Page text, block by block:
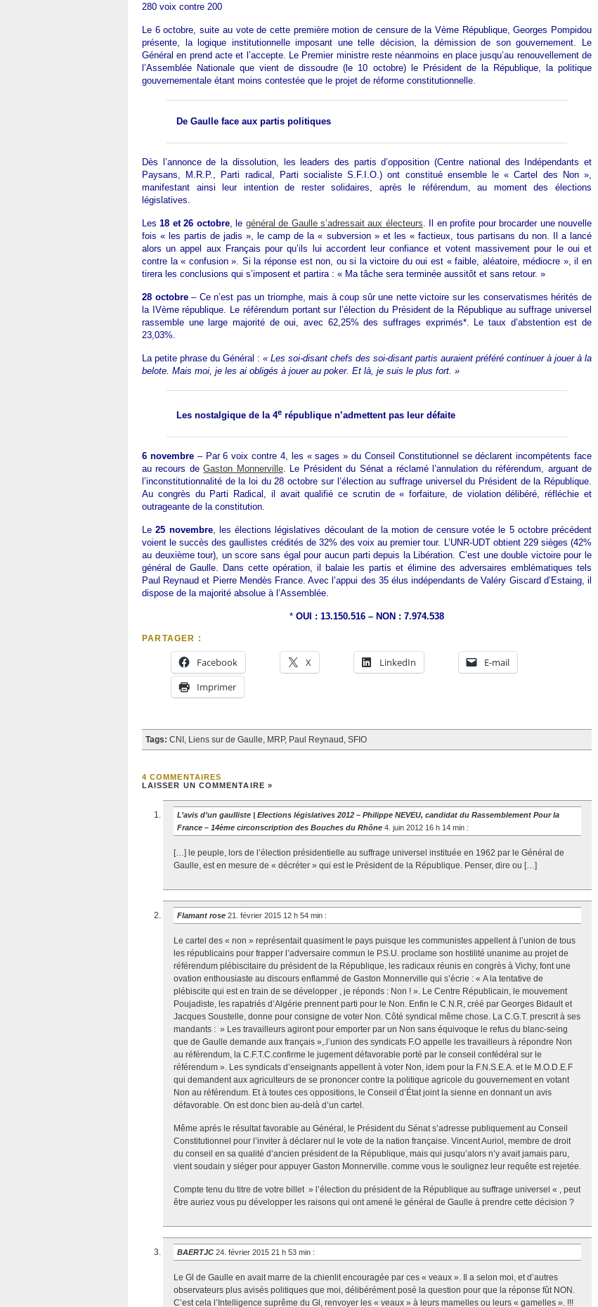
280 voix contre 200
Le 6 octobre, suite au vote de cette première motion de censure de la Vème République, Georges Pompidou
présente, la logique institutionnelle imposant une telle décision, la démission de son gouvernement. Le
Général en prend acte et l’accepte. Le Premier ministre reste néanmoins en place jusqu’au renouvellement de
l’Assemblée Nationale que vient de dissoudre (le 10 octobre) le Président de la République, la politique
gouvernementale étant moins contestée que le projet de réforme constitutionnelle.
De Gaulle face aux partis politiques
Dès l’annonce de la dissolution, les leaders des partis d’opposition (Centre national des Indépendants et
Paysans, M.R.P., Parti radical, Parti socialiste S.F.I.O.) ont constitué ensemble le « Cartel des Non »,
manifestant ainsi leur intention de rester solidaires, après le référendum, au moment des élections
législatives.
Les18 et 26 octobre, le général de Gaulle s’adressait aux électeurs. Il en profite pour brocarder une nouvelle
fois « les partis de jadis », le camp de la « subversion » et les « factieux, tous partisans du non. Il a lancé
alors un appel aux Français pour qu’ils lui accordent leur confiance et votent massivement pour le oui et
contre la « confusion ». Si la réponse est non, ou si la victoire du oui est « faible, aléatoire, médiocre », il en
tirera les conclusions qui s’imposent et partira : « Ma tâche sera terminée aussitôt et sans retour. »
28 octobre– Ce n’est pas un triomphe, mais à coup sûr une nette victoire sur les conservatismes hérités de
la IVème république. Le référendum portant sur l’élection du Président de la République au suffrage universel
rassemble une large majorité de oui, avec 62,25% des suffrages exprimés*. Le taux d’abstention est de
23,03%.
La petite phrase du Général : « Les soi-disant chefs des soi-disant partis auraient préféré continuer à jouer à la
belote. Mais moi, je les ai obligés à jouer au poker. Et là, je suis le plus fort. »
Les nostalgique de la 4e république n’admettent pas leur défaite
6 novembre– Par 6 voix contre 4, les « sages » du Conseil Constitutionnel se déclarent incompétents face
au recours deGaston Monnerville. Le Président du Sénat a réclamé l’annulation du référendum, arguant de
l’inconstitutionnalité de la loi du 28 octobre sur l’élection au suffrage universel du Président de la République.
Au congrès du Parti Radical, il avait qualifié ce scrutin de « forfaiture, de violation délibéré, réfléchie et
outrageante de la constitution.
Le25 novembre, les élections législatives découlant de la motion de censure votée le 5 octobre précédent
voient le succès des gaullistes crédités de 32% des voix au premier tour. L’UNR-UDT obtient 229 sièges (42%
au deuxième tour), un score sans égal pour aucun parti depuis la Libération. C’est une double victoire pour le
général de Gaulle. Dans cette opération, il balaie les partis et élimine des adversaires emblématiques tels
Paul Reynaud et Pierre Mendès France. Avec l’appui des 35 élus indépendants de Valéry Giscard d’Estaing, il
dispose de la majorité absolue à l’Assemblée.
* OUI : 13.150.516 – NON : 7.974.538
PARTAGER :
Facebook X LinkedIn
E-mail
Imprimer
Tags: CNI , Liens sur de Gaulle, MRP, Paul Reynaud , SFIO
4 COMMENTAIRES
LAISSER UN COMMENTAIRE »
L’avis d’un gaulliste | Elections législatives 2012 – Philippe NEVEU, candidat du Rassemblement Pour la
France – 14ème circonscription des Bouches du Rhône 4. juin 2012 16 h 14 min :
[…] le peuple, lors de l’élection présidentielle au suffrage universel instituée en 1962 par le Général de
Gaulle, est en mesure de « décréter » qui est le Président de la République. Penser, dire ou […]
Flamant rose 21. février 2015 12 h 54 min :
Le cartel des « non » représentait quasiment le pays puisque les communistes appellent à l’union de tous
les républicains pour frapper l’adversaire commun le P.S.U. proclame son hostilité unanime au projet de
référendum plébiscitaire du président de la République, les radicaux réunis en congrès à Vichy, font une
ovation enthousiaste au discours enflammé de Gaston Monnerville qui s’écrie : « A la tentative de
plébiscite qui est en train de se développer , je réponds : Non ! ». Le Centre Républicain, le mouvement
Poujadiste, les rapatriés d’Algérie prennent parti pour le Non. Enfin le C.N.R, créé par Georges Bidault et
Jacques Soustelle, donne pour consigne de voter Non. Côté syndical même chose. La C.G.T. prescrit à ses
mandants : » Les travailleurs agiront pour emporter par un Non sans équivoque le refus du blanc-seing
que de Gaulle demande aux français »,.l’union des syndicats F.O appelle les travailleurs à répondre Non
au référendum, la C.F.T.C.confirme le jugement défavorable porté par le conseil confédéral sur le
référendum ». Les syndicats d’enseignants appellent à voter Non, idem pour la F.N.S.E.A. et le M.O.D.E.F
qui demandent aux agriculteurs de se prononcer contre la politique agricole du gouvernement en votant
Non au référendum. Et à toutes ces oppositions, le Conseil d’État joint la sienne en donnant un avis
défavorable. On est donc bien au-delà d’un cartel.
Même aprés le résultat favorable au Général, le Président du Sénat s’adresse publiquement au Conseil
Constitutionnel pour l’inviter à déclarer nul le vote de la nation française. Vincent Auriol, membre de droit
du conseil en sa qualité d’ancien président de la République, mais qui jusqu’alors n’y avait jamais paru,
vient soudain y siéger pour appuyer Gaston Monnerville. comme vous le soulignez leur requête est rejetée.
Compte tenu du titre de votre billet » l’élection du président de la République au suffrage universel « , peut
être auriez vous pu développer les raisons qui ont amené le général de Gaulle à prendre cette décision ?
BAERTJC 24. février 2015 21 h 53 min :
Le Gl de Gaulle en avait marre de la chienlit encouragée par ces « veaux ». Il a selon moi, et d’autres
observateurs plus avisés politiques que moi, délibérément posé la question pour que la réponse fût NON.
C’est cela l’Intelligence suprême du Gl, renvoyer les « veaux » à leurs mamelles ou leurs « gamelles ». !!!